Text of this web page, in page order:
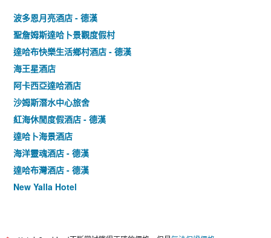
波多恩月亮酒店 - 德漢
聖詹姆斯達哈卜景觀度假村
達哈布快樂生活鄉村酒店 - 德漢
海王星酒店
阿卡西亞達哈酒店
沙姆斯潛水中心旅舍
紅海休閒度假酒店 - 德漢
達哈卜海景酒店
海洋靈魂酒店 - 德漢
達哈布灣酒店 - 德漢
New Yalla Hotel